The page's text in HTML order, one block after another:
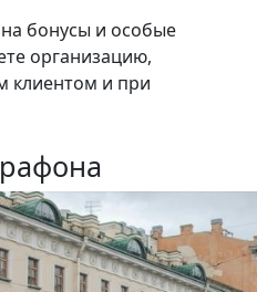
бонусы и особые
организацию,
клиентом и при